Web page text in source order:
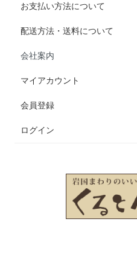
お支払い方法について
配送方法・送料について
会社案内
マイアカウント
会員登録
ログイン